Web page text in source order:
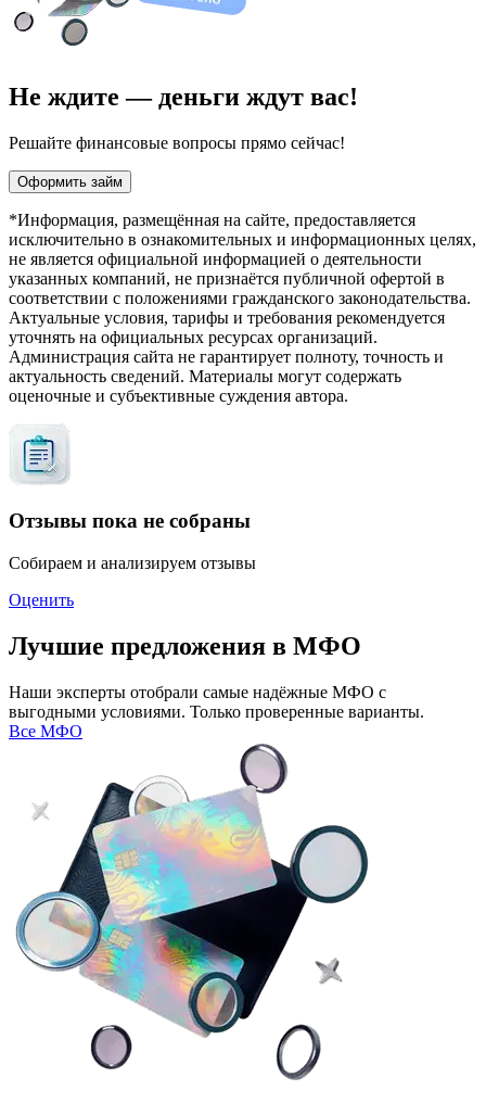
Не ждите — деньги ждут вас!
Решайте финансовые вопросы прямо сейчас!
Оформить займ
*Информация, размещённая на сайте, предоставляется
исключительно в ознакомительных и информационных целях,
не является официальной информацией о деятельности
указанных компаний, не признаётся публичной офертой в
соответствии с положениями гражданского законодательства.
Актуальные условия, тарифы и требования рекомендуется
уточнять на официальных ресурсах организаций.
Администрация сайта не гарантирует полноту, точность и
актуальность сведений. Материалы могут содержать
оценочные и субъективные суждения автора.
Отзывы пока не собраны
Собираем и анализируем отзывы
Оценить
Лучшие предложения в МФО
Наши эксперты отобрали самые надёжные МФО с
выгодными условиями. Только проверенные варианты.
Все МФО